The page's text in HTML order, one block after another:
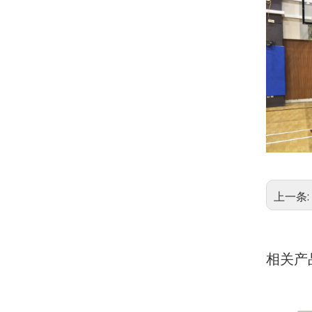
上一条:
相关产